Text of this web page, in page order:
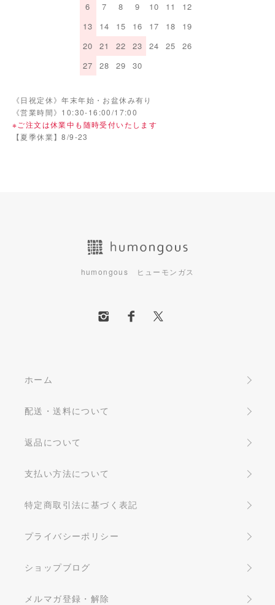
6
7 8 9 10 11
12
13
14 15 16 17 18
19
20
21 22 23 24 25
26
27
28 29 30
《日祝定休》年末年始・お盆休み有り
《営業時間》10:30-16:00/17:00
※ご注文は休業中も随時受付いたします
【夏季休業】8/9-23
humongous ヒューモンガス
ホーム
配送・送料について
返品について
支払い方法について
特定商取引法に基づく表記
プライバシーポリシー
ショップブログ
メルマガ登録・解除